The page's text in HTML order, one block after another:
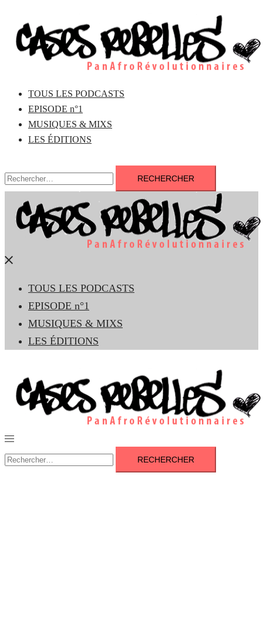
contenu
TOUS LES PODCASTS
EPISODE n°1
MUSIQUES & MIXS
LES ÉDITIONS
Rechercher :
Fermer
menu
TOUS LES PODCASTS
EPISODE n°1
MUSIQUES & MIXS
LES ÉDITIONS
Ouvrir/fermer
le
menu
Rechercher :